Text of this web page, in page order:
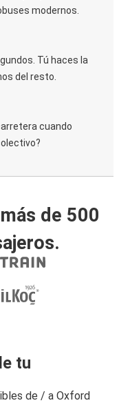
modernos.
Tú haces la
del resto.
cuando
de 500
tu
de / a Oxford